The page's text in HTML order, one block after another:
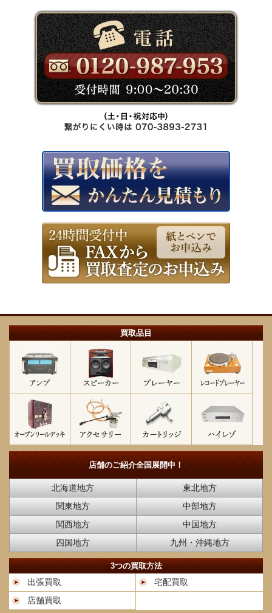
買取品目
店舗のご紹介全国展開中！
北海道地方
東北地方
関東地方
中部地方
関西地方
中国地方
四国地方
九州・沖縄地方
3つの買取方法
出張買取
宅配買取
店舗買取